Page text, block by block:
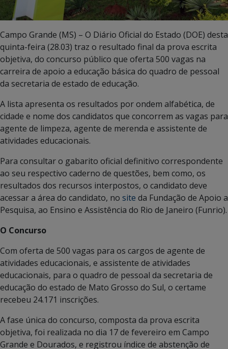
Campo Grande (MS) – O Diário Oficial do Estado (DOE) desta
quinta-feira (28.03) traz o resultado final da prova escrita
objetiva, do concurso público que oferta 500 vagas na
carreira de apoio a educação básica do quadro de pessoal
da secretaria de estado de educação.
A lista apresenta os resultados por ondem alfabética, de
cidade e nome dos candidatos que concorrem as vagas para
agente de limpeza, agente de merenda e assistente de
atividades educacionais.
Para consultar o gabarito oficial definitivo correspondente
ao seu respectivo caderno de questões, bem como, os
resultados dos recursos interpostos, o candidato deve
acessar a área do candidato, no site da Fundação de Apoio a
Pesquisa, ao Ensino e Assistência do Rio de Janeiro (Funrio).
O Concurso
Com oferta de 500 vagas para os cargos de agente de
atividades educacionais, e assistente de atividades
educacionais, para o quadro de pessoal da secretaria de
educação do estado de Mato Grosso do Sul, o certame
recebeu 24.171 inscrições.
A fase única do concurso, composta da prova escrita
objetiva, foi realizada no dia 17 de fevereiro em Campo
Grande e Dourados, e registrou índice de abstenção de